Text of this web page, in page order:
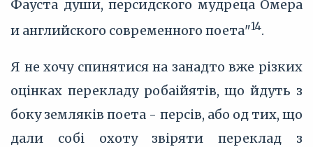
Фауста души, персидского мудреца Омера
и английского современного поета"14.
Я не хочу спинятися на занадто вже різких
оцінках перекладу робаійятів, що йдуть з
боку земляків поета - персів, або од тих, що
дали собі охоту звіряти переклад з